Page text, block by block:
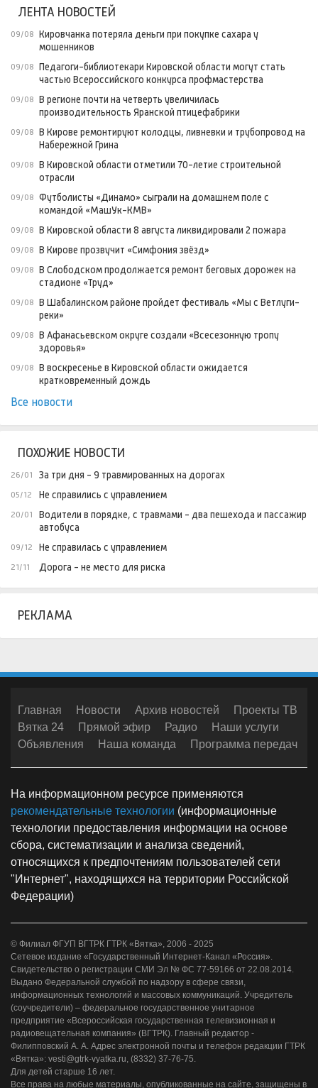
ЛЕНТА НОВОСТЕЙ
09/08 Кировчанка потеряла деньги при покупке сахара у
мошенников
09/08 Педагоги-библиотекари Кировской области могут стать
частью Всероссийского конкурса профмастерства
09/08 В регионе почти на четверть увеличилась
производительность Яранской птицефабрики
09/08 В Кирове ремонтируют колодцы, ливневки и трубопровод на
Набережной Грина
09/08 В Кировской области отметили 70-летие строительной
отрасли
09/08 Футболисты «Динамо» сыграли на домашнем поле с
командой «МашУк-КМВ»
09/08 В Кировской области 8 августа ликвидировали 2 пожара
09/08 В Кирове прозвучит «Симфония звёзд»
09/08 В Слободском продолжается ремонт беговых дорожек на
стадионе «Труд»
09/08 В Шабалинском районе пройдет фестиваль «Мы с Ветлуги-
реки»
09/08 В Афанасьевском округе создали «Всесезонную тропу
здоровья»
09/08 В воскресенье в Кировской области ожидается
кратковременный дождь
Все новости
ПОХОЖИЕ НОВОСТИ
26/01 За три дня - 9 травмированных на дорогах
05/12 Не справились с управлением
20/01
Водители в порядке, с травмами - два пешехода и пассажир
автобуса
09/12 Не справилась с управлением
21/11 Дорога - не место для риска
РЕКЛАМА
Главная Новости Архив новостей
Проекты ТВ
Вятка 24
Прямой эфир Радио
Наши услуги
Объявления
Наша команда Программа передач
На информационном ресурсе применяются
рекомендательные технологии (информационные
технологии предоставления информации на основе
сбора, систематизации и анализа сведений,
относящихся к предпочтениям пользователей сети
"Интернет", находящихся на территории Российской
Федерации)
© Филиал ФГУП ВГТРК ГТРК «Вятка», 2006 - 2025
Сетевое издание «Государственный Интернет-Канал «Россия».
Свидетельство о регистрации СМИ Эл № ФС 77-59166 от 22.08.2014.
Выдано Федеральной службой по надзору в сфере связи,
информационных технологий и массовых коммуникаций. Учредитель
(соучредители) – федеральное государственное унитарное
предприятие «Всероссийская государственная телевизионная и
радиовещательная компания» (ВГТРК). Главный редактор -
Филипповский А. А. Адрес электронной почты и телефон редакции ГТРК
«Вятка»: vesti@gtrk-vyatka.ru, (8332) 37-76-75.
Для детей старше 16 лет.
Все права на любые материалы, опубликованные на сайте, защищены в